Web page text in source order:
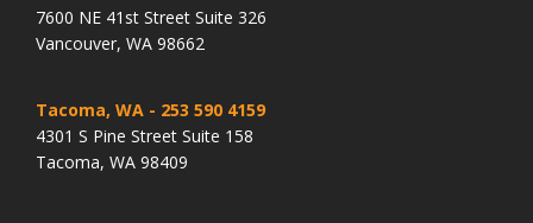
7600 NE 41st Street Suite 326
Vancouver, WA 98662
Tacoma, WA - 253 590 4159
4301 S Pine Street Suite 158
Tacoma, WA 98409